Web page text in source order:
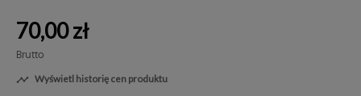
70,00 zł
Brutto
 Wyświetl historię cen produktu